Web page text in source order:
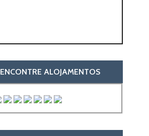
ENCONTRE ALOJAMENTOS